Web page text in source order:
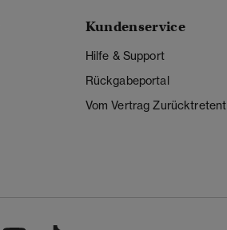
Kundenservice
Hilfe & Support
Rückgabeportal
Vom Vertrag Zurücktretent